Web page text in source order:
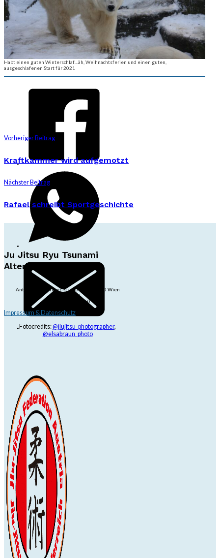
Habt einen guten Winterschlaf…äh, Weihnachtsferien und einen guten,
ausgeschlafenen Start für 2021
Vorheriger Beitrag
Kraftkammer wird aufgemotzt
Nächster Beitrag
Rafael schreibt Sportgeschichte
Ju Jitsu Ryu Tsunami
Alterlaa
Anton-Baumgartner-Str. 44/B8/01, 1230 Wien
dojo@jjrt.at
+43 6991 171 81 60
Impressum & Datenschutz
Fotocredits:@jiujitsu_photographer,
@elsabraun_photo